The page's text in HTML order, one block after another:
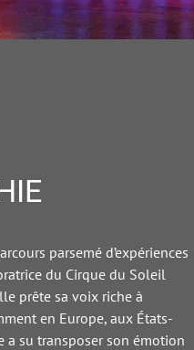
parsemé d’expériences
du Cirque du Soleil
prête sa voix riche à
en Europe, aux États-
a su transposer son émotion